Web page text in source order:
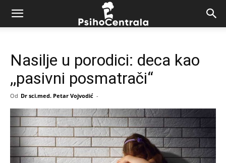
Nasilje u porodici: deca kao
,,pasivni posmatrači“
Od Dr sci.med. Petar Vojvodić -